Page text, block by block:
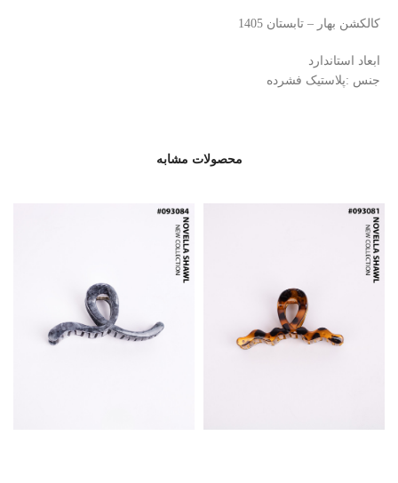
کالکشن بهار – تابستان 1405
ابعاد استاندارد
جنس :پلاستیک فشرده
محصولات مشابه